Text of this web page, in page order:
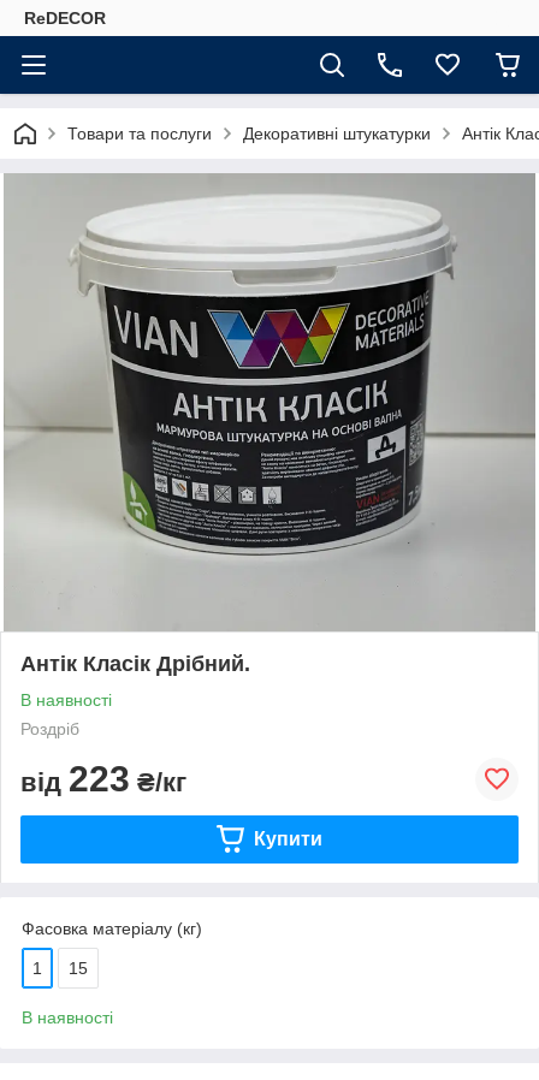
ReDECOR
Товари та послуги Декоративні штукатурки Антік
Антік Класік Дрібний.
В наявності
Роздріб
від 223 ₴/кг
Купити
Фасовка матеріалу (кг)
1 15
В наявності